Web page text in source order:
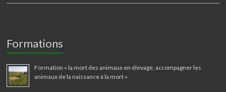
Formations
Formation « la mort des animaux en élevage, accompagner les
animaux de la naissance à la mort »